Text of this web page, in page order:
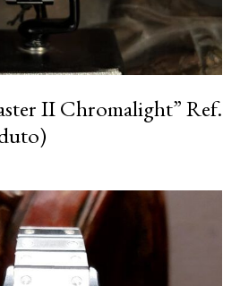
II Chromalight” Ref.